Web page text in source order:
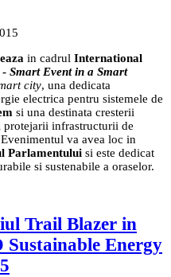
in cadrul International
- Smart Event in a Smart
city, una dedicata
electrica pentru sistemele de
si una destinata cresterii
protejarii infrastructurii de
va avea loc in
Parlamentului si este dedicat
si sustenabile a oraselor.
Trail Blazer in
Energy